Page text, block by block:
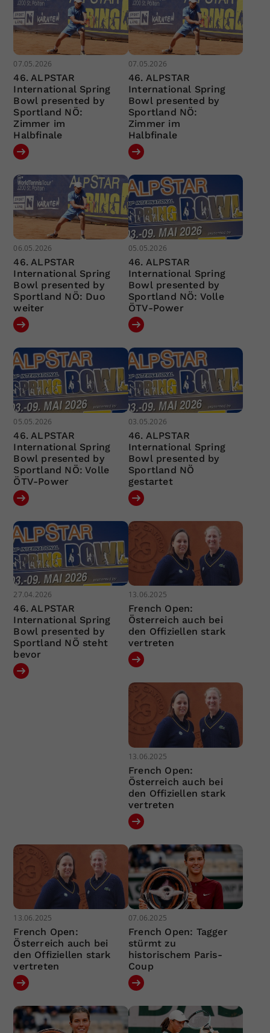
07.05.2026
46. ALPSTAR
International Spring
Bowl presented by
Sportland NÖ:
Zimmer im
Halbfinale
07.05.2026
46. ALPSTAR
International Spring
Bowl presented by
Sportland NÖ:
Zimmer im
Halbfinale
06.05.2026
46. ALPSTAR
International Spring
Bowl presented by
Sportland NÖ: Duo
weiter
05.05.2026
46. ALPSTAR
International Spring
Bowl presented by
Sportland NÖ: Volle
ÖTV-Power
05.05.2026
46. ALPSTAR
International Spring
Bowl presented by
Sportland NÖ: Volle
ÖTV-Power
03.05.2026
46. ALPSTAR
International Spring
Bowl presented by
Sportland NÖ
gestartet
27.04.2026
46. ALPSTAR
International Spring
Bowl presented by
Sportland NÖ steht
bevor
13.06.2025
French Open:
Österreich auch bei
den Offiziellen stark
vertreten
13.06.2025
French Open:
Österreich auch bei
den Offiziellen stark
vertreten
13.06.2025
French Open:
Österreich auch bei
den Offiziellen stark
vertreten
07.06.2025
French Open: Tagger
stürmt zu
historischem Paris-
Coup